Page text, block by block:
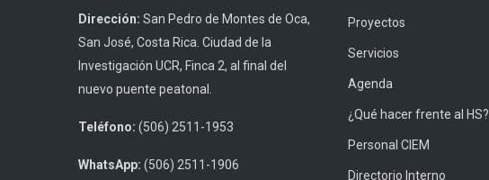
Dirección: San Pedro de Montes de Oca,
San José, Costa Rica. Ciudad de la
Investigación UCR, Finca 2, al final del
nuevo puente peatonal.
Teléfono: (506) 2511-1953
WhatsApp: (506) 2511-1906
Proyectos
Servicios
Agenda
¿Qué hacer frente al HS?
Personal CIEM
Directorio Interno